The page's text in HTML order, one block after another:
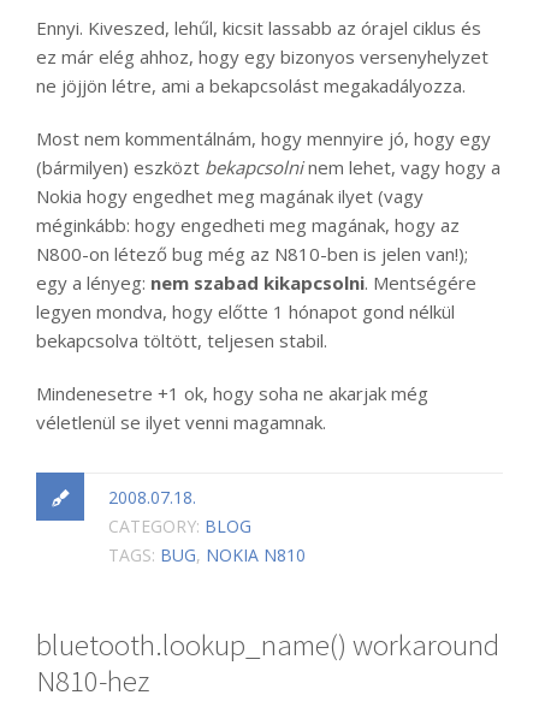
Ennyi. Kiveszed, lehűl, kicsit lassabb az órajel ciklus és
ez már elég ahhoz, hogy egy bizonyos versenyhelyzet
ne jöjjön létre, ami a bekapcsolást megakadályozza.
Most nem kommentálnám, hogy mennyire jó, hogy egy
(bármilyen) eszközt bekapcsolninem lehet, vagy hogy a
Nokia hogy engedhet meg magának ilyet (vagy
méginkább: hogy engedheti meg magának, hogy az
N800-on létező bug még az N810-ben is jelen van!);
egy a lényeg: nem szabad kikapcsolni. Mentségére
legyen mondva, hogy előtte 1 hónapot gond nélkül
bekapcsolva töltött, teljesen stabil.
Mindenesetre +1 ok, hogy soha ne akarjak még
véletlenül se ilyet venni magamnak.
2008.07.18.
CATEGORY: BLOG
TAGS: BUG, NOKIA N810
bluetooth.lookup_name() workaround
N810-hez